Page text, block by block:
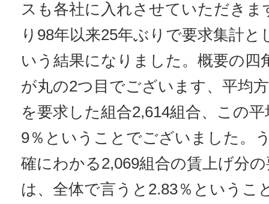
スも各社に入れさせていただきま
り98年以来25年ぶりで要求集計
いう結果になりました。概要の四
が丸の2つ目でございます、平均
を要求した組合2,614組合、この
9％ということでございました。
確にわかる2,069組合の賃上げ分
は、全体で言うと2.83％というこ